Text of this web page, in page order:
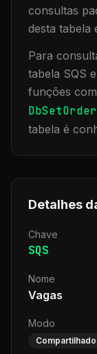
consultas
desta tabela
Para
tabela SQS
funções
tabela é
Detalhes
Chave
SQS
Nome
Vagas
Modo
Compartilhado